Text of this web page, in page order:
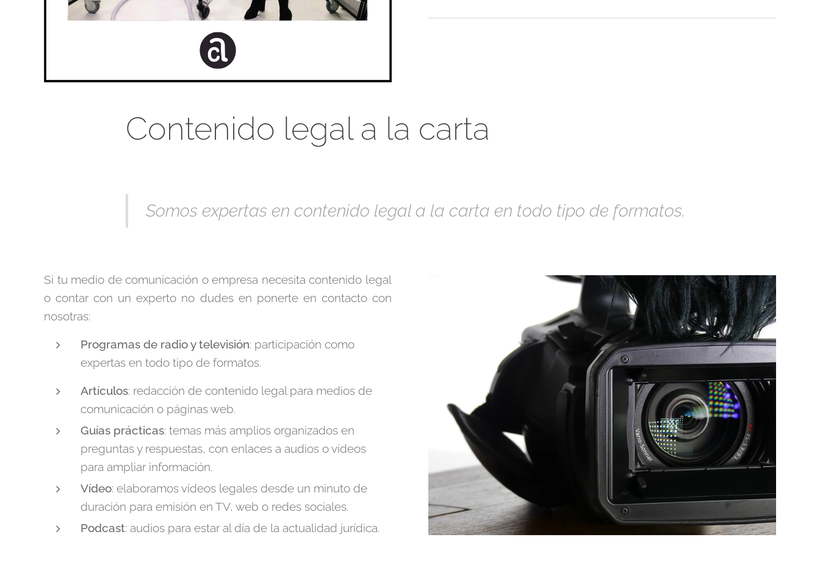
Contenido legal a la carta
Somos expertas en contenido legal a la carta en todo tipo de formatos.
Si tu medio de comunicación o empresa necesita contenido legal
o contar con un experto no dudes en ponerte en contacto con
nosotras:
Programas de radio y televisión: participación como
expertas en todo tipo de formatos.
Artículos: redacción de contenido legal para medios de
comunicación o páginas web.
Guías prácticas: temas más amplios organizados en
preguntas y respuestas, con enlaces a audios o vídeos
para ampliar información.
Vídeo: elaboramos vídeos legales desde un minuto de
duración para emisión en TV, web o redes sociales.
Podcast: audios para estar al día de la actualidad jurídica.